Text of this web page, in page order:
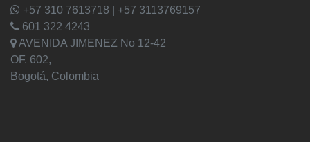
+57 310 7613718 | +57 3113769157
601 322 4243
AVENIDA JIMENEZ No 12-42
OF. 602,
Bogotá, Colombia